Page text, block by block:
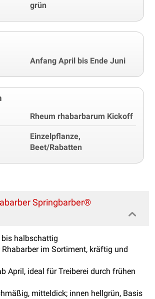
grün
Anfang April bis Ende Juni
Rheum rhabarbarum Kickoff
Einzelpflanze,
Beet/Rabatten
Springbarber®
halbschattig
im Sortiment, kräftig und
April, ideal für Treiberei durch frühen
mitteldick; innen hellgrün, Basis